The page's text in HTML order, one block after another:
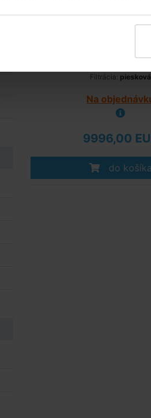
9,04 m
Filtrácia: piesková
Na
9996,00
do košíka